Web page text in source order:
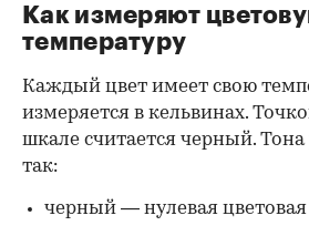
Как измеряют
температуру
Каждый цвет имеет свою
измеряется в кельвинах.
шкале считается черный.
так:
черный — нулевая цветовая